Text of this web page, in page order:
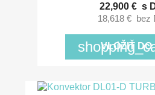
22,900 € s
18,618 € bez
VLOŽIŤ DO